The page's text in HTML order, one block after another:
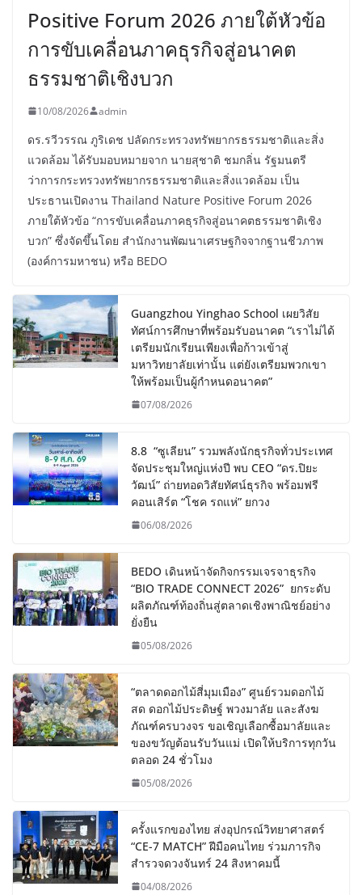
Positive Forum 2026 ภายใต้หัวข้อ
การขับเคลื่อนภาคธุรกิจสู่อนาคต
ธรรมชาติเชิงบวก
10/08/2026 admin
ดร.รวีวรรณ ภูริเดช ปลัดกระทรวงทรัพยากรธรรมชาติและสิ่ง
แวดล้อม ได้รับมอบหมายจาก นายสุชาติ ชมกลิ่น รัฐมนตรี
ว่าการกระทรวงทรัพยากรธรรมชาติและสิ่งแวดล้อม เป็น
ประธานเปิดงาน Thailand Nature Positive Forum 2026
ภายใต้หัวข้อ “การขับเคลื่อนภาคธุรกิจสู่อนาคตธรรมชาติเชิง
บวก” ซึ่งจัดขึ้นโดย สำนักงานพัฒนาเศรษฐกิจจากฐานชีวภาพ
(องค์การมหาชน) หรือ BEDO
Guangzhou Yinghao School เผยวิสัย
ทัศน์การศึกษาที่พร้อมรับอนาคต “เราไม่ได้
เตรียมนักเรียนเพียงเพื่อก้าวเข้าสู่
มหาวิทยาลัยเท่านั้น แต่ยังเตรียมพวกเขา
ให้พร้อมเป็นผู้กำหนดอนาคต”
07/08/2026
8.8 “ซูเลียน” รวมพลังนักธุรกิจทั่วประเทศ
จัดประชุมใหญ่แห่งปี พบ CEO “ดร.ปิยะ
วัฒน์” ถ่ายทอดวิสัยทัศน์ธุรกิจ พร้อมฟรี
คอนเสิร์ต “โชค รถแห่” ยกวง
06/08/2026
BEDO เดินหน้าจัดกิจกรรมเจรจาธุรกิจ
“BIO TRADE CONNECT 2026” ยกระดับ
ผลิตภัณฑ์ท้องถิ่นสู่ตลาดเชิงพาณิชย์อย่าง
ยั่งยืน
05/08/2026
“ตลาดดอกไม้สี่มุมเมือง” ศูนย์รวมดอกไม้
สด ดอกไม้ประดิษฐ์ พวงมาลัย และสังฆ
ภัณฑ์ครบวงจร ขอเชิญเลือกซื้อมาลัยและ
ของขวัญต้อนรับวันแม่ เปิดให้บริการทุกวัน
ตลอด 24 ชั่วโมง
05/08/2026
ครั้งแรกของไทย ส่งอุปกรณ์วิทยาศาสตร์
“CE-7 MATCH” ฝีมือคนไทย ร่วมภารกิจ
สำรวจดวงจันทร์ 24 สิงหาคมนี้
04/08/2026